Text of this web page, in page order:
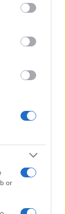
more Google
including but
may click to
tags to
or